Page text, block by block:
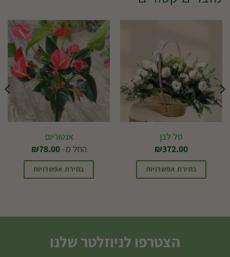
סל לבן
₪372.00
בחירת אפשרויות
אנטוריום
החל מ-
₪78.00
בחירת אפשרויות
סוגים.
הצטרפו לניוזלטר שלנו